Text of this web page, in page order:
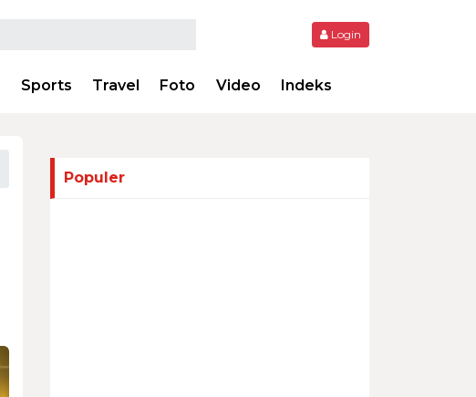
Login
Sports Travel Foto Video Indeks
Populer